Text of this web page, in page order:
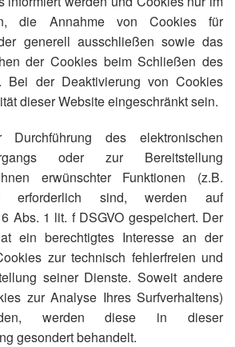
die Annahme von Cookies für
generell ausschließen sowie das
der Cookies beim Schließen des
Bei der Deaktivierung von Cookies
dieser Website eingeschränkt sein.
des elektronischen
oder zur Bereitstellung
erwünschter Funktionen (z.B.
erforderlich sind, werden auf
Abs. 1 lit. f DSGVO gespeichert. Der
ein berechtigtes Interesse an der
zur technisch fehlerfreien und
seiner Dienste. Soweit andere
zur Analyse Ihres Surfverhaltens)
werden diese in dieser
gesondert behandelt.